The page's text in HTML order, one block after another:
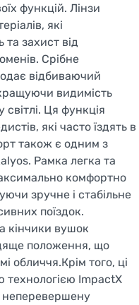
функцій. Лінзи
які
та захист від
Срібне
відбиваючий
видимість
Ця функція
які часто їздять в
також є одним з
Рамка легка та
комфортно
зручне і стабільне
поїздок.
кінчики вушок
положення, що
обличчя.Крім того, ці
технологією ImpactX
неперевершену